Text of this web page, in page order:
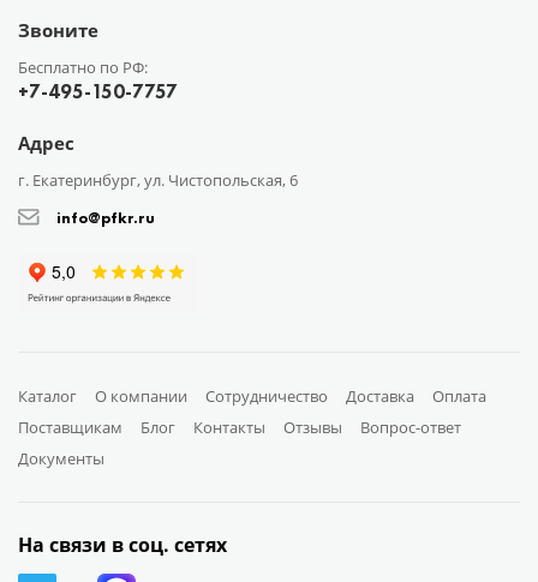
Звоните
Бесплатно по РФ:
+7-495-150-7757
Адрес
г. Екатеринбург, ул. Чистопольская, 6
info@pfkr.ru
Каталог О компании Сотрудничество Доставка
Оплата
Поставщикам
Блог Контакты Отзывы
Вопрос-ответ
Документы
На связи в соц. сетях